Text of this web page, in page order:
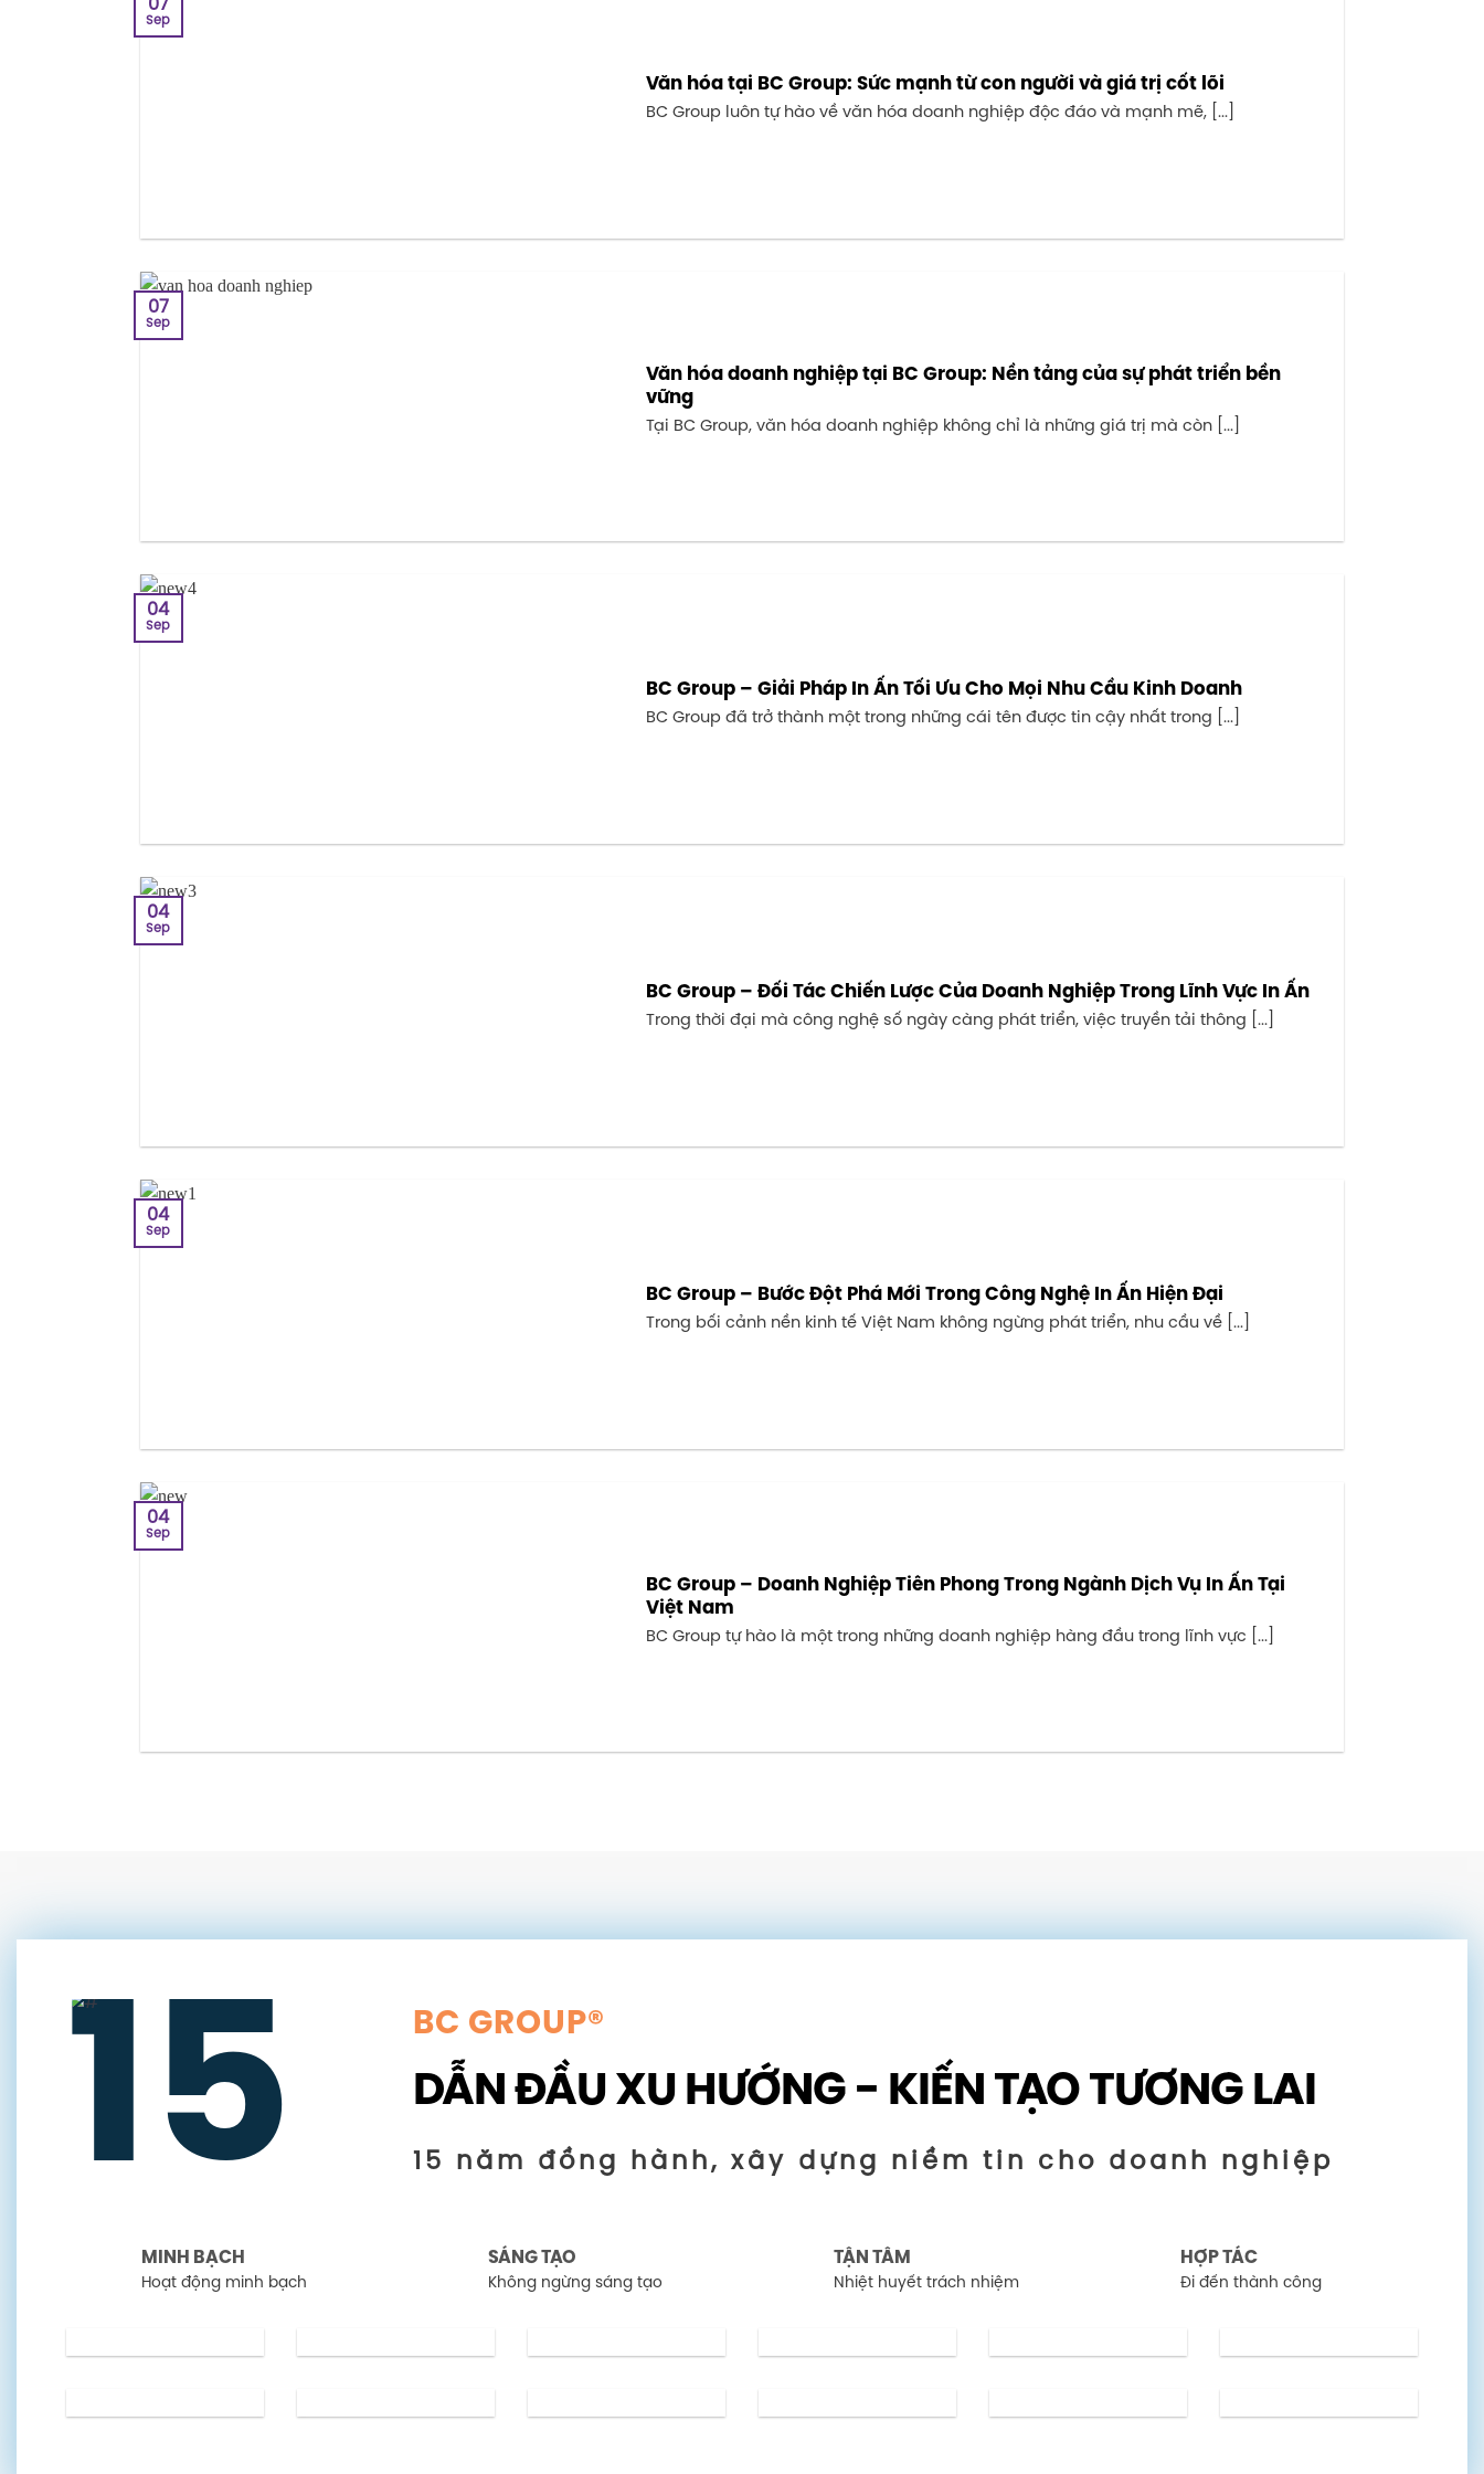
Văn hóa tại BC Group: Sức mạnh từ con người và giá trị cốt lõi
BC Group luôn tự hào về văn hóa doanh nghiệp độc đáo và mạnh mẽ, [...]
07
Sep
Văn hóa doanh nghiệp tại BC Group: Nền tảng của sự phát triển bền
vững
Tại BC Group, văn hóa doanh nghiệp không chỉ là những giá trị mà còn [...]
07
Sep
BC Group – Giải Pháp In Ấn Tối Ưu Cho Mọi Nhu Cầu Kinh Doanh
BC Group đã trở thành một trong những cái tên được tin cậy nhất trong [...]
04
Sep
BC Group – Đối Tác Chiến Lược Của Doanh Nghiệp Trong Lĩnh Vực In Ấn
Trong thời đại mà công nghệ số ngày càng phát triển, việc truyền tải thông [...]
04
Sep
BC Group – Bước Đột Phá Mới Trong Công Nghệ In Ấn Hiện Đại
Trong bối cảnh nền kinh tế Việt Nam không ngừng phát triển, nhu cầu về [...]
04
Sep
BC Group – Doanh Nghiệp Tiên Phong Trong Ngành Dịch Vụ In Ấn Tại
Việt Nam
BC Group tự hào là một trong những doanh nghiệp hàng đầu trong lĩnh vực [...]
04
Sep
15 BC GROUP®
DẪN ĐẦU XU HƯỚNG - KIẾN TẠO TƯƠNG LAI
15 năm đồng hành, xây dựng niềm tin cho doanh nghiệp
MINH BẠCH
Hoạt động minh bạch
SÁNG TẠO
Không ngừng sáng tạo
TẬN TÂM
Nhiệt huyết trách nhiệm
HỢP TÁC
Đi đến thành công